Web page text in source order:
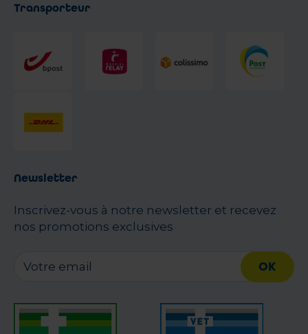
Transporteur
Newsletter
Inscrivez-vous à notre newsletter et recevez
nos promotions exclusives
OK